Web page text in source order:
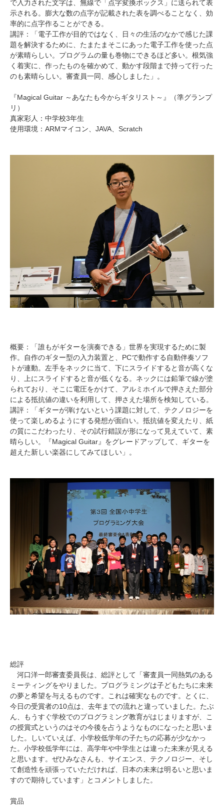
で入力された文字は、無線で「点字変換ボックス」に送られて表
示される。膨大な数の点字が記載された表を調べることなく、効
率的に点字作ることができる。
講評：「電子工作が目的ではなく、日々の生活のなかで感じた課
題を解決するために、たまたまそこにあった電子工作を使った点
が素晴らしい。プログラムの量も巻物にできるほど多い。根気強
く着実に、作ったものを確かめて、動かす段階まで持って行った
のも素晴らしい。審査員一同、感心しました」。
『Magical Guitar ～あなたも今からギタリスト～』（準グランプ
リ）
真家彩人：中学校3年生
使用環境：ARMマイコン、JAVA、Scratch
概要：「誰もがギターを演奏できる」世界を実現するために製
作。自作のギター型の入力装置と、PCで動作する自動伴奏ソフ
トが連動。左手をネックに当て、下にスライドすると音が高くな
り、上にスライドすると音が低くなる。ネックには鉛筆で線が塗
られており、そこに電圧をかけて、アルミホイルで押さえた部分
による抵抗値の違いを利用して、押さえた場所を検知している。
講評：「ギターが弾けないという課題に対して、テクノロジーを
使って楽しめるようにする発想が面白い。抵抗値を変えたり、紙
の質にこだわったり、その試行錯誤が形になって見えていて、素
晴らしい。『Magical Guitar』をグレードアップして、ギターを
超えた新しい楽器にしてみてほしい」。
総評
河口洋一郎審査委員長は、総評として「審査員一同熱気のある
ミーティングをやりました。プログラミングは子どもたちに未来
の夢と希望を与えるものです。これは確実なものです。とくに、
今日の受賞者の10点は、去年までの流れと違っていました。たぶ
ん、もうすぐ学校でのプログラミング教育がはじまりますが、こ
の授賞式というのはその今後を占うようなものになったと思いま
した。しいていえば、小学校低学年の子たちの応募が少なかっ
た。小学校低学年には、高学年や中学生とは違った未来が見える
と思います。ぜひみなさんも、サイエンス、テクノロジー、そし
て創造性を頑張っていただければ、日本の未来は明るいと思いま
すので期待しています」とコメントしました。
賞品